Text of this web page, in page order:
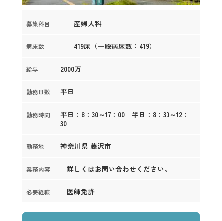
募集科目 産婦人科
病床数 419床（一般病床数：419）
給与 2000万
勤務日数 平日
勤務時間
平日：8：30～17：00 半日：8：30～12：
30
勤務地 神奈川県 藤沢市
業務内容 詳しくはお問い合わせください。
必要経験 医師免許